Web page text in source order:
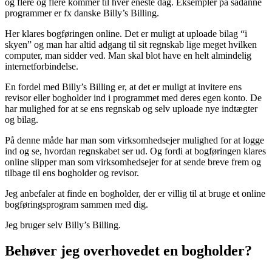
programmer er fx danske Billy’s Billing.
Her klares bogføringen online. Det er muligt at uploade bilag “i
skyen” og man har altid adgang til sit regnskab lige meget hvilken
computer, man sidder ved. Man skal blot have en helt almindelig
internetforbindelse.
En fordel med Billy’s Billing er, at det er muligt at invitere ens
revisor eller bogholder ind i programmet med deres egen konto. De
har mulighed for at se ens regnskab og selv uploade nye indtægter
og bilag.
På denne måde har man som virksomhedsejer mulighed for at logge
ind og se, hvordan regnskabet ser ud. Og fordi at bogføringen klares
online slipper man som virksomhedsejer for at sende breve frem og
tilbage til ens bogholder og revisor.
Jeg anbefaler at finde en bogholder, der er villig til at bruge et online
bogføringsprogram sammen med dig.
Jeg bruger selv Billy’s Billing.
Behøver jeg overhovedet en bogholder?